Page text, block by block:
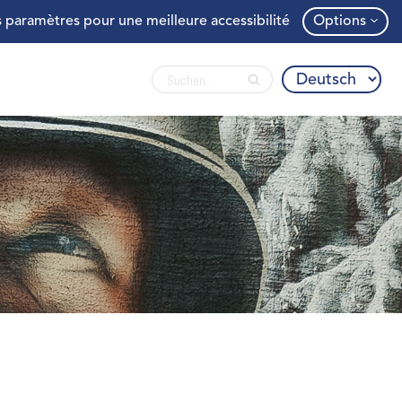
paramètres pour une meilleure accessibilité Options